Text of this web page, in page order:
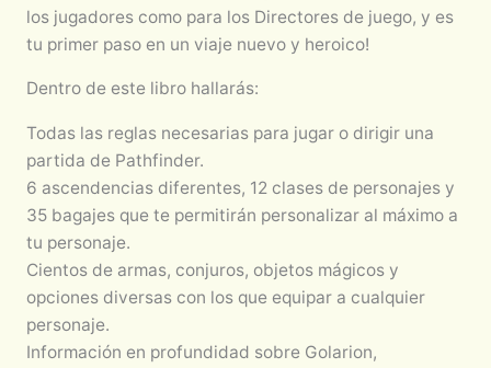
los jugadores como para los Directores de juego, y es
tu primer paso en un viaje nuevo y heroico!
Dentro de este libro hallarás:
Todas las reglas necesarias para jugar o dirigir una
partida de Pathfinder.
6 ascendencias diferentes, 12 clases de personajes y
35 bagajes que te permitirán personalizar al máximo a
tu personaje.
Cientos de armas, conjuros, objetos mágicos y
opciones diversas con los que equipar a cualquier
personaje.
Información en profundidad sobre Golarion,